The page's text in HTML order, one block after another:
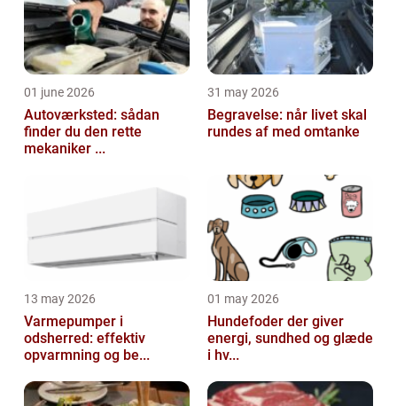
01 june 2026
Autoværksted: sådan
finder du den rette
mekaniker ...
31 may 2026
Begravelse: når livet skal
rundes af med omtanke
13 may 2026
Varmepumper i
odsherred: effektiv
opvarmning og be...
01 may 2026
Hundefoder der giver
energi, sundhed og glæde
i hv...